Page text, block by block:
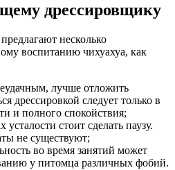
дрессировщику
несколько
воспитанию чихуахуа, как
лучше отложить
дрессировкой следует только в
и полного спокойствия;
стоит сделать паузу.
не существуют;
во время занятий может
у питомца различных фобий.